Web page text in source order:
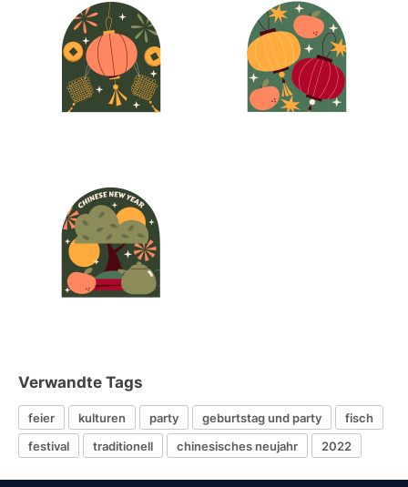
Verwandte Tags
feier kulturen party geburtstag und party
fisch
festival
traditionell chinesisches neujahr 2022